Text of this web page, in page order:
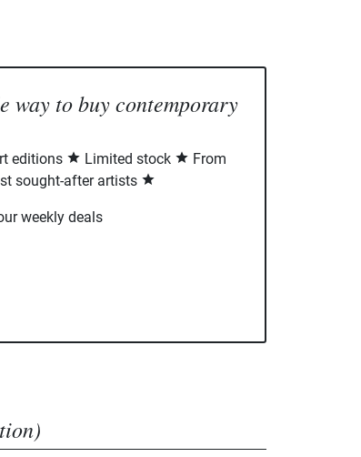
way to buy contemporary
editions Limited stock
From
sought-after artists
weekly deals